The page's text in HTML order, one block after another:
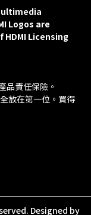
Logos are
Licensing
品責任保險。
放在第一位。買得
Designed by